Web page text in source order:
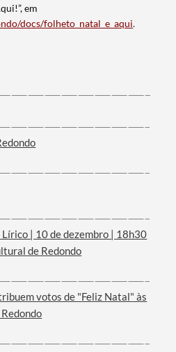
em
docs/folheto_natal_e_aqui.
| 10 de dezembro | 18h30
de Redondo
votos de "Feliz Natal" às